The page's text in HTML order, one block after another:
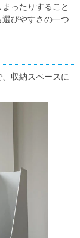
ったりすること
びやすさの一つ
収納スペースに